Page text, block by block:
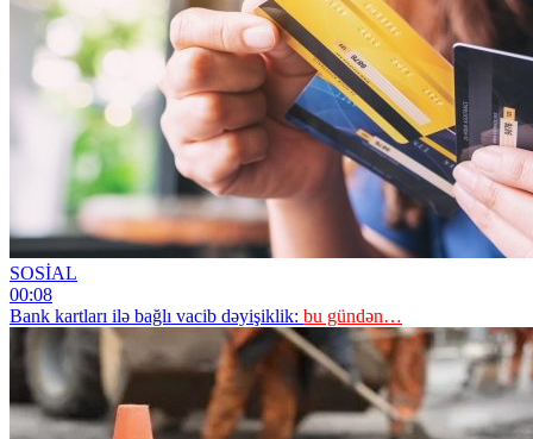
SOSİAL
00:08
Bank kartları ilə bağlı vacib dəyişiklik: bu gündən…